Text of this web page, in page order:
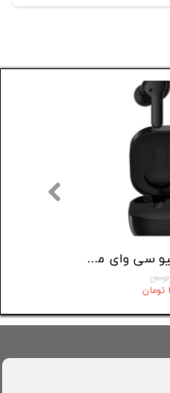
هندزفری بلوتوثی شیائومی مدل Redmi buds 5